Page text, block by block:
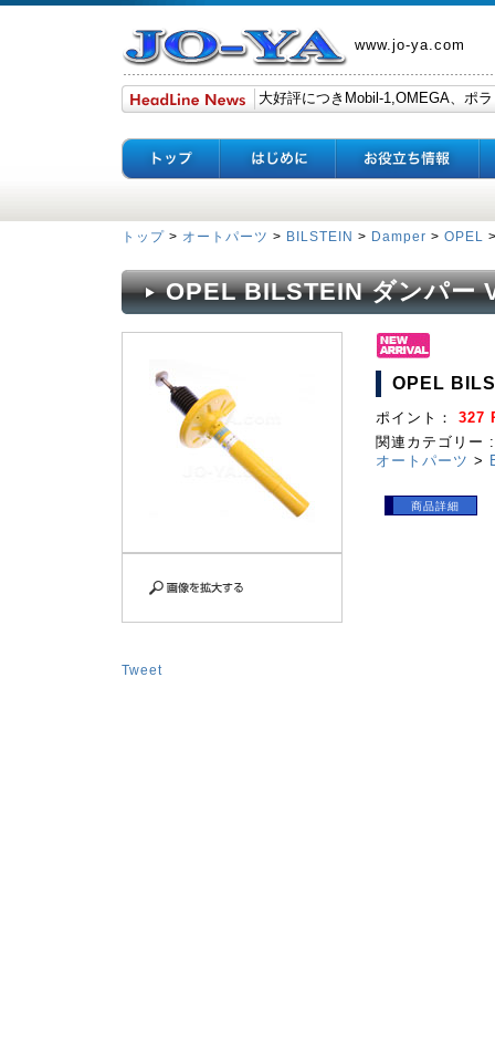
www.jo-ya.com
トップ > オートパーツ > BILSTEIN > Damper > OPEL
OPEL BILSTEIN ダンパー
Tweet
OPEL
ポイント： 327
関連カテゴリー :
オートパーツ >
商品詳細